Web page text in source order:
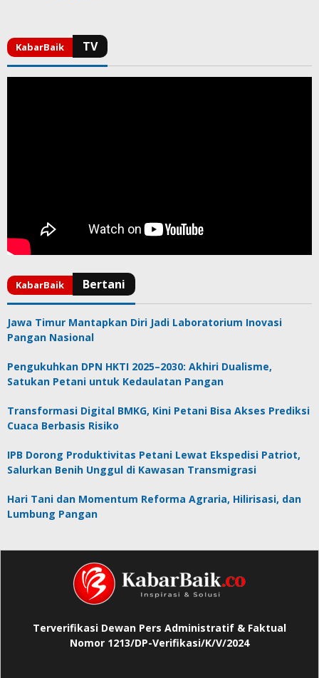
Jawa Timur Mantapkan Diri Jadi Laboratorium Inovasi
Pangan Nasional
Pengukuhkan DPN HKTI 2025–2030: Akhiri Dualisme,
Satukan Petani untuk Kedaulatan Pangan
Transformasi Digital BMKG, Kini Petani Bisa Akses Prediksi
Cuaca Berbasis Risiko
IPB Dorong Produktivitas Petani Lewat Ekspedisi Patriot,
Salurkan Benih Unggul di Kawasan Transmigrasi
Hari Tani dan Momentum Reforma Agraria, Hilirisasi, dan
Lumbung Pangan
Terverifikasi Dewan Pers Administratif & Faktual
Nomor 1213/DP-Verifikasi/K/V/2024